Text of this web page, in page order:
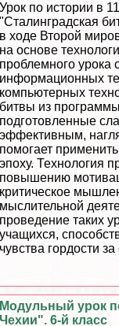
Урок по истории в
"Сталинградская
в ходе Второй
на основе
проблемного урока
информационных
компьютерных
битвы из
подготовленные
эффективным,
помогает
эпоху. Технология
повышению
критическое
мыслительной
проведение таких
учащихся,
чувства гордости
Модульный урок
Чехии". 6-й класс